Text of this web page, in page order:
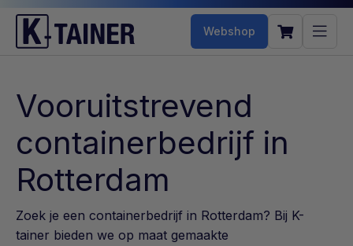
Webshop
Vooruitstrevend
containerbedrijf in
Rotterdam
Zoek je een containerbedrijf in Rotterdam? Bij K-
tainer bieden we op maat gemaakte